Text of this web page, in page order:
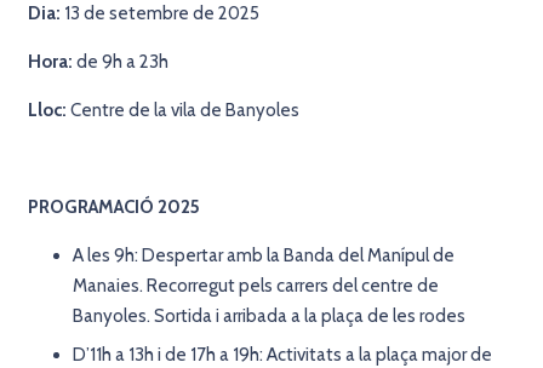
Dia: 13 de setembre de 2025
Hora: de 9h a 23h
Lloc: Centre de la vila de Banyoles
PROGRAMACIÓ 2025
A les 9h: Despertar amb la Banda del Manípul de
Manaies. Recorregut pels carrers del centre de
Banyoles. Sortida i arribada a la plaça de les rodes
D’11h a 13h i de 17h a 19h: Activitats a la plaça major de